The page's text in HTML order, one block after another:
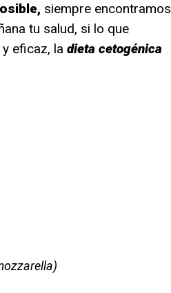
siempre encontramos
tu salud, si lo que
eficaz, la dieta cetogénica